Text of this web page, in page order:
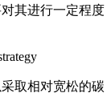
其进行一定程度
取相对宽松的碳